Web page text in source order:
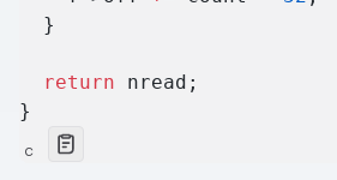
  }
  return
nread;
}
c